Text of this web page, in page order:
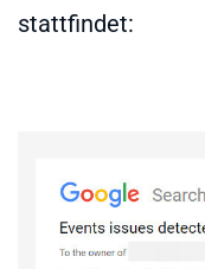
stattfindet: